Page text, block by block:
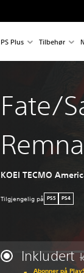
PS Plus Tilbehør
Fate/
KOEI TECMO
Tilgjengelig på PS5 PS4
Inkludert
Abonner på